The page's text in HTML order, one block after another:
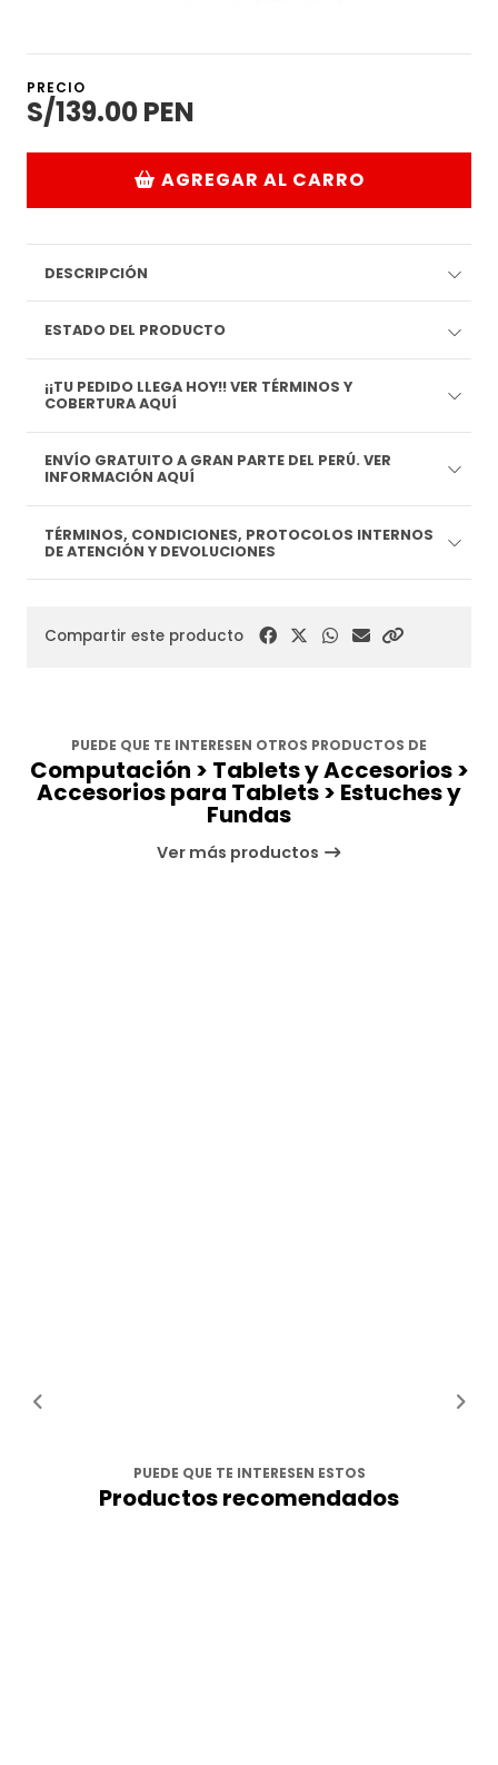
PRECIO
S/139.00 PEN
AGREGAR AL CARRO
DESCRIPCIÓN
ESTADO DEL PRODUCTO
¡¡TU PEDIDO LLEGA HOY!! VER TÉRMINOS Y
COBERTURA AQUÍ
ENVÍO GRATUITO A GRAN PARTE DEL PERÚ. VER
INFORMACIÓN AQUÍ
TÉRMINOS, CONDICIONES, PROTOCOLOS INTERNOS
DE ATENCIÓN Y DEVOLUCIONES
Compartir este producto
PUEDE QUE TE INTERESEN OTROS PRODUCTOS DE
Computación > Tablets y Accesorios >
Accesorios para Tablets > Estuches y
Fundas
Ver más productos
PUEDE QUE TE INTERESEN ESTOS
Productos recomendados